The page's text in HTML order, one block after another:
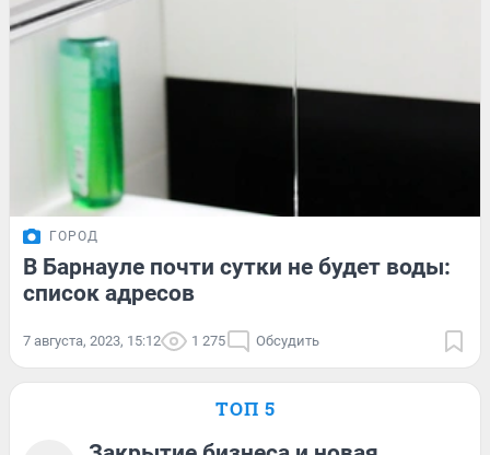
ГОРОД
В Барнауле почти сутки не будет воды:
список адресов
7 августа, 2023, 15:12 1 275 Обсудить
ТОП 5